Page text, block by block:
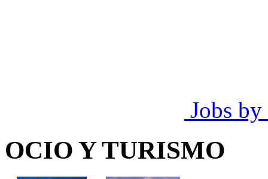
Jobs by
OCIO Y TURISMO